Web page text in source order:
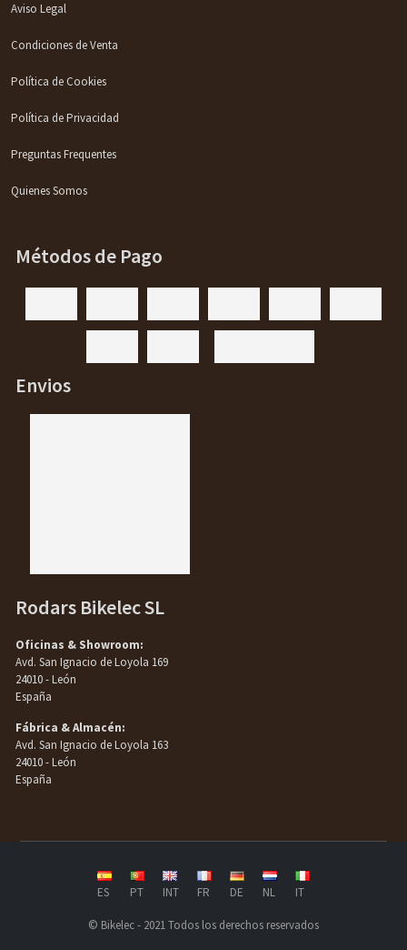
Aviso Legal
Condiciones de Venta
Política de Cookies
Política de Privacidad
Preguntas Frequentes
Quienes Somos
Métodos de Pago
Envios
Rodars Bikelec SL
Oficinas & Showroom:
Avd. San Ignacio de Loyola 169
24010 - León
España
Fábrica & Almacén:
Avd. San Ignacio de Loyola 163
24010 - León
España
ES PT INT FR DE NL IT
© Bikelec - 2021 Todos los derechos reservados